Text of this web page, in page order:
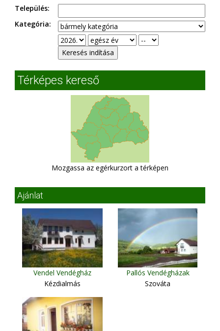
Település:
Kategória:
Térképes kereső
Mozgassa az egérkurzort a térképen
Ajánlat
Vendel Vendégház
Kézdialmás
Pallós Vendégházak
Szováta